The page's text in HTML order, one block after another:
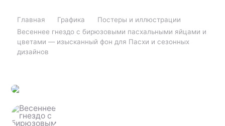
Главная Графика
Постеры и иллюстрации
Весеннее гнездо с бирюзовыми пасхальными яйцами и
цветами — изысканный фон для Пасхи и сезонных
дизайнов